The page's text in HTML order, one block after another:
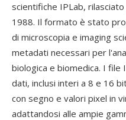
scientifiche IPLab,
1988. Il formato è stato
di microscopia e imaging
metadati necessari per
biologica e biomedica. I
dati, inclusi interi a 8 e 16
con segno e valori pixel in
adattandosi alle ampie